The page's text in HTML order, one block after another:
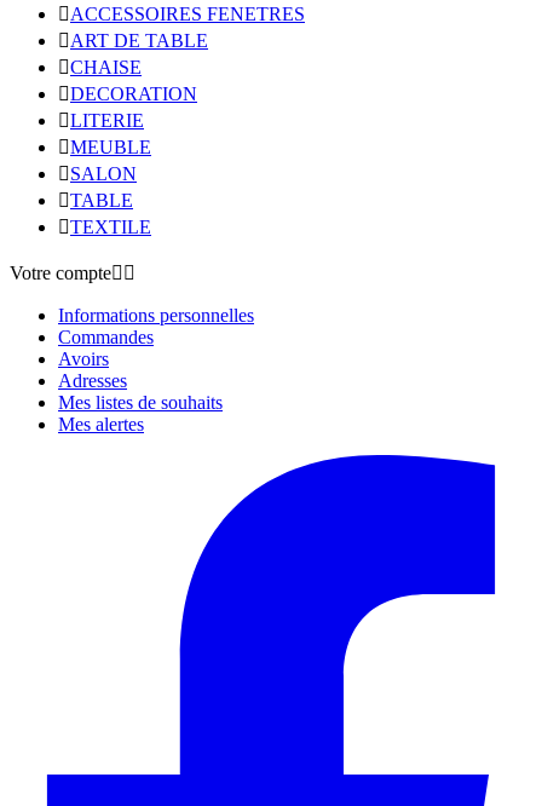
ACCESSOIRES FENETRES
ART DE TABLE
CHAISE
DECORATION
LITERIE
MEUBLE
SALON
TABLE
TEXTILE
Votre compte 
Informations personnelles
Commandes
Avoirs
Adresses
Mes listes de souhaits
Mes alertes